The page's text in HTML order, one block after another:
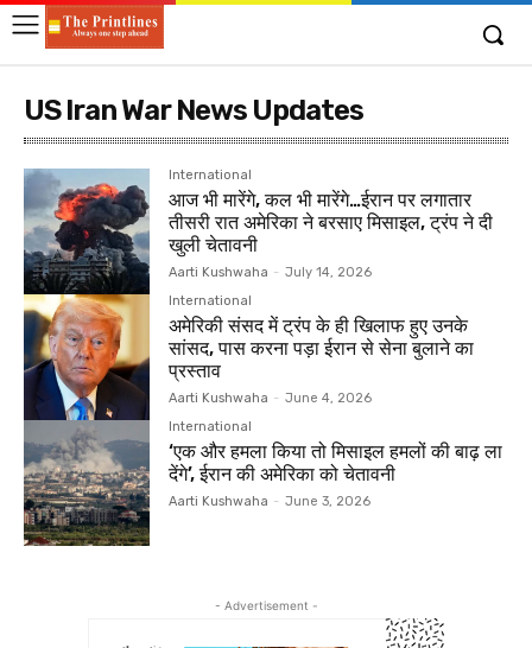
US Iran War News Updates
International
आज भी मारेंगे, कल भी मारेंगे…ईरान पर लगातार
तीसरी रात अमेरिका ने बरसाए मिसाइल, ट्रंप ने दी
खुली चेतावनी
Aarti Kushwaha - July 14, 2026
International
अमेरिकी संसद में ट्रंप के ही खिलाफ हुए उनके
सांसद, पास करना पड़ा ईरान से सेना बुलाने का
प्रस्ताव
Aarti Kushwaha - June 4, 2026
International
‘एक और हमला किया तो मिसाइल हमलों की बाढ़ ला
देंगे’, ईरान की अमेरिका को चेतावनी
Aarti Kushwaha - June 3, 2026
- Advertisement -